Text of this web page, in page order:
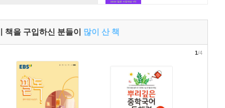
책을 구입하신 분들이 많이 산 책
1/4